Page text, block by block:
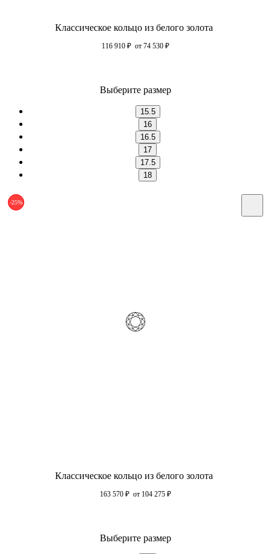
Классическое кольцо из белого золота
116 910 ₽ от 74 530 ₽
Выберите размер
15.5
16
16.5
17
17.5
18
-25%
Классическое кольцо из белого золота
163 570 ₽ от 104 275 ₽
Выберите размер